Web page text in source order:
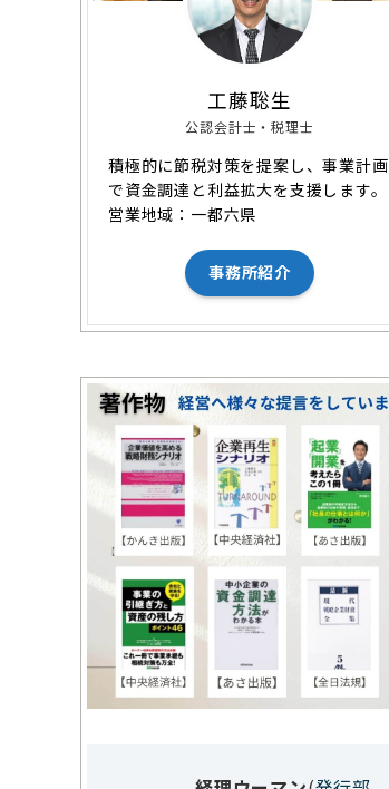
工藤聡生
公認会計士・税理士
積極的に節税対策を提案し、事業計画
で資金調達と利益拡大を支援します。
営業地域：一都六県
事務所紹介